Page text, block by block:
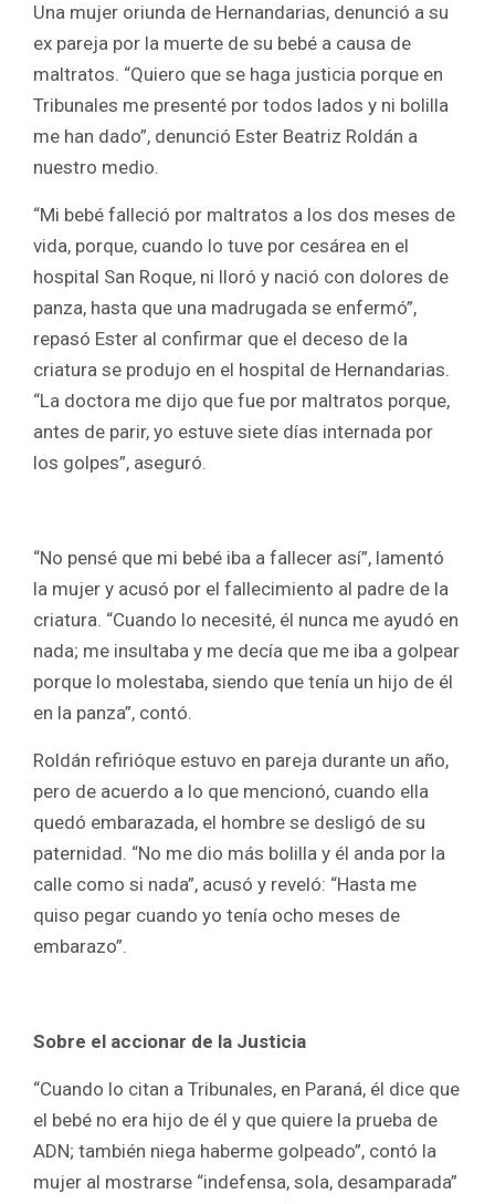
ce
b
o
o
k
tt
er
at
s
A
p
ar
e
Una mujer oriunda de Hernandarias, denunció a su
ex pareja por la muerte de su bebé a causa de
maltratos. “Quiero que se haga justicia porque en
Tribunales me presenté por todos lados y ni bolilla
me han dado”, denunció Ester Beatriz Roldán a
nuestro medio.
“Mi bebé falleció por maltratos a los dos meses de
vida, porque, cuando lo tuve por cesárea en el
hospital San Roque, ni lloró y nació con dolores de
panza, hasta que una madrugada se enfermó”,
repasó Ester al confirmar que el deceso de la
criatura se produjo en el hospital de Hernandarias.
“La doctora me dijo que fue por maltratos porque,
antes de parir, yo estuve siete días internada por
los golpes”, aseguró.
“No pensé que mi bebé iba a fallecer así”, lamentó
la mujer y acusó por el fallecimiento al padre de la
criatura. “Cuando lo necesité, él nunca me ayudó en
nada; me insultaba y me decía que me iba a golpear
porque lo molestaba, siendo que tenía un hijo de él
en la panza”, contó.
Roldán refirióque estuvo en pareja durante un año,
pero de acuerdo a lo que mencionó, cuando ella
quedó embarazada, el hombre se desligó de su
paternidad. “No me dio más bolilla y él anda por la
calle como si nada”, acusó y reveló: “Hasta me
quiso pegar cuando yo tenía ocho meses de
embarazo”.
Sobre el accionar de la Justicia
“Cuando lo citan a Tribunales, en Paraná, él dice que
el bebé no era hijo de él y que quiere la prueba de
ADN; también niega haberme golpeado”, contó la
mujer al mostrarse “indefensa, sola, desamparada”